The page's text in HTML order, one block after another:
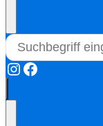
Instagram
Facebook